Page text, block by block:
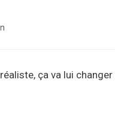
ça va lui changer